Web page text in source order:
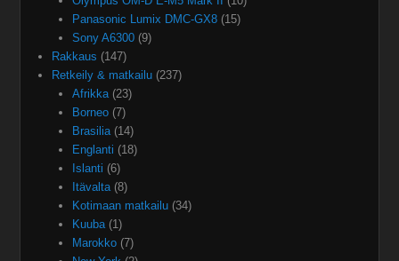
Panasonic Lumix DMC-GX8(15)
Sony A6300(9)
Rakkaus (147)
Retkeily & matkailu (237)
Afrikka(23)
Borneo(7)
Brasilia(14)
Englanti (18)
Islanti (6)
Itävalta(8)
Kotimaan matkailu(34)
Kuuba(1)
Marokko(7)